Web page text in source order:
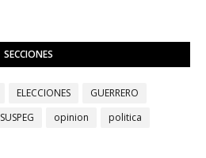
SECCIONES
ELECCIONES
GUERRERO
SUSPEG opinion
politica